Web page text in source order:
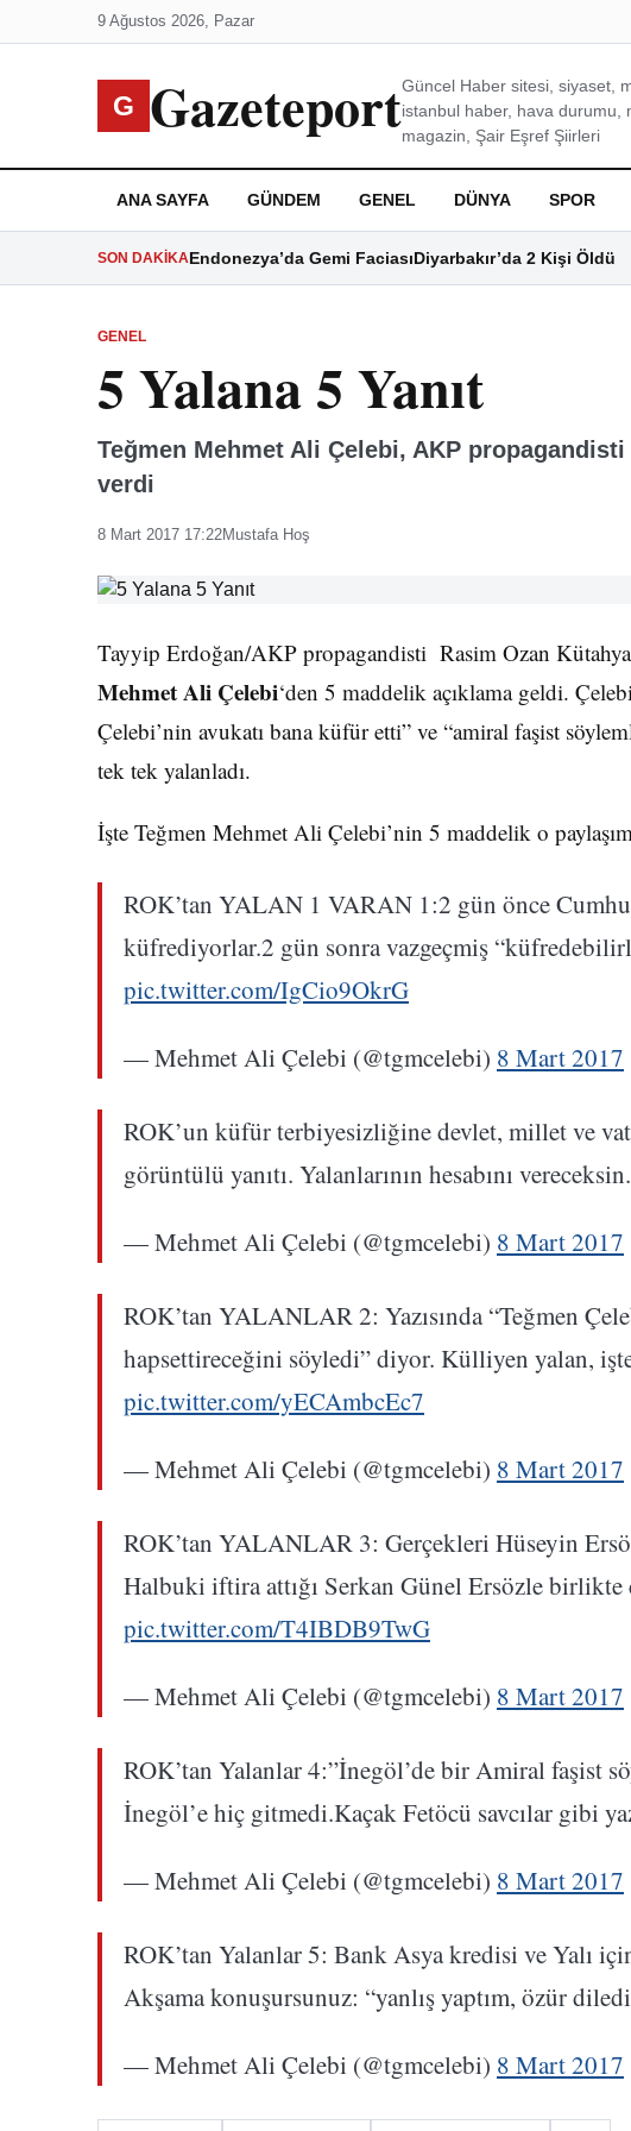
9 Ağustos 2026, Pazar
G GazeteportGüncel Haber sitesi, siyaset,
istanbul haber, hava durumu,
magazin, Şair Eşref Şiirleri
ANA SAYFA GÜNDEM GENEL DÜNYA SPOR
SON DAKIKAEndonezya’da Gemi FaciasıDiyarbakır’da 2 Kişi Öldü
GENEL
5 Yalana 5 Yanıt
Teğmen Mehmet Ali Çelebi, AKP propagandisti
verdi
8 Mart 2017 17:22Mustafa Hoş
Tayyip Erdoğan/AKP propagandisti Rasim Ozan
Mehmet Ali Çelebi‘den 5 maddelik açıklama geldi.
Çelebi’nin avukatı bana küfür etti” ve “amiral faşist
tek tek yalanladı.
İşte Teğmen Mehmet Ali Çelebi’nin 5 maddelik o
ROK’tan YALAN 1 VARAN 1:2 gün önce
küfrediyorlar.2 gün sonra vazgeçmiş
pic.twitter.com/IgCio9OkrG
— Mehmet Ali Çelebi (@tgmcelebi) 8 Mart 2017
ROK’un küfür terbiyesizliğine devlet, millet ve
görüntülü yanıtı. Yalanlarının hesabını vereceksin.
— Mehmet Ali Çelebi (@tgmcelebi) 8 Mart 2017
ROK’tan YALANLAR 2: Yazısında “Teğmen
hapsettireceğini söyledi” diyor. Külliyen yalan,
pic.twitter.com/yECAmbcEc7
— Mehmet Ali Çelebi (@tgmcelebi) 8 Mart 2017
ROK’tan YALANLAR 3: Gerçekleri Hüseyin
Halbuki iftira attığı Serkan Günel Ersözle birlikte
pic.twitter.com/T4IBDB9TwG
— Mehmet Ali Çelebi (@tgmcelebi) 8 Mart 2017
ROK’tan Yalanlar 4:”İnegöl’de bir Amiral faşist
İnegöl’e hiç gitmedi.Kaçak Fetöcü savcılar gibi
— Mehmet Ali Çelebi (@tgmcelebi) 8 Mart 2017
ROK’tan Yalanlar 5: Bank Asya kredisi ve Yalı
Akşama konuşursunuz: “yanlış yaptım, özür
— Mehmet Ali Çelebi (@tgmcelebi) 8 Mart 2017